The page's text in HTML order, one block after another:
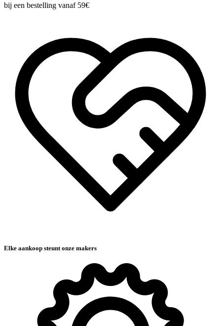
bij een bestelling vanaf 59€
Elke aankoop steunt onze makers